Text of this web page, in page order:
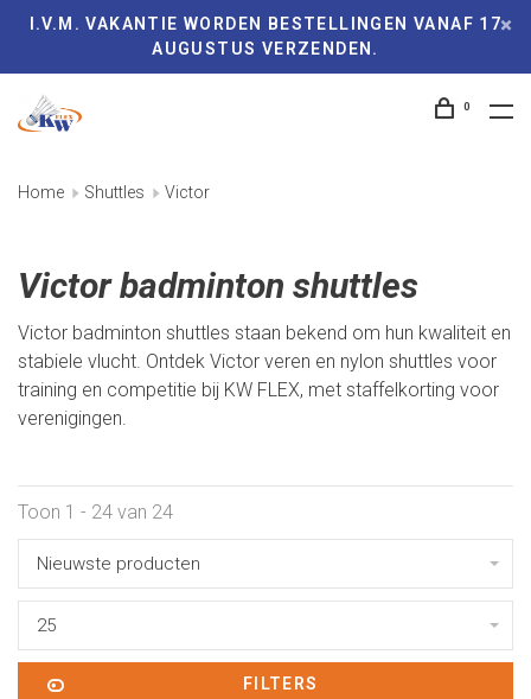
I.V.M. VAKANTIE WORDEN BESTELLINGEN VANAF 17
AUGUSTUS VERZENDEN.
0
Home Shuttles Victor
Victor badminton shuttles
Victor badminton shuttles staan bekend om hun kwaliteit en
stabiele vlucht. Ontdek Victor veren en nylon shuttles voor
training en competitie bij KW FLEX, met staffelkorting voor
verenigingen.
Toon 1 - 24 van 24
Nieuwste producten
25
FILTERS